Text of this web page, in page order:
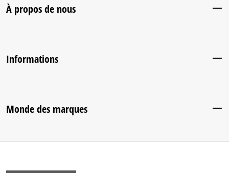
À propos de nous
Informations
Monde des marques